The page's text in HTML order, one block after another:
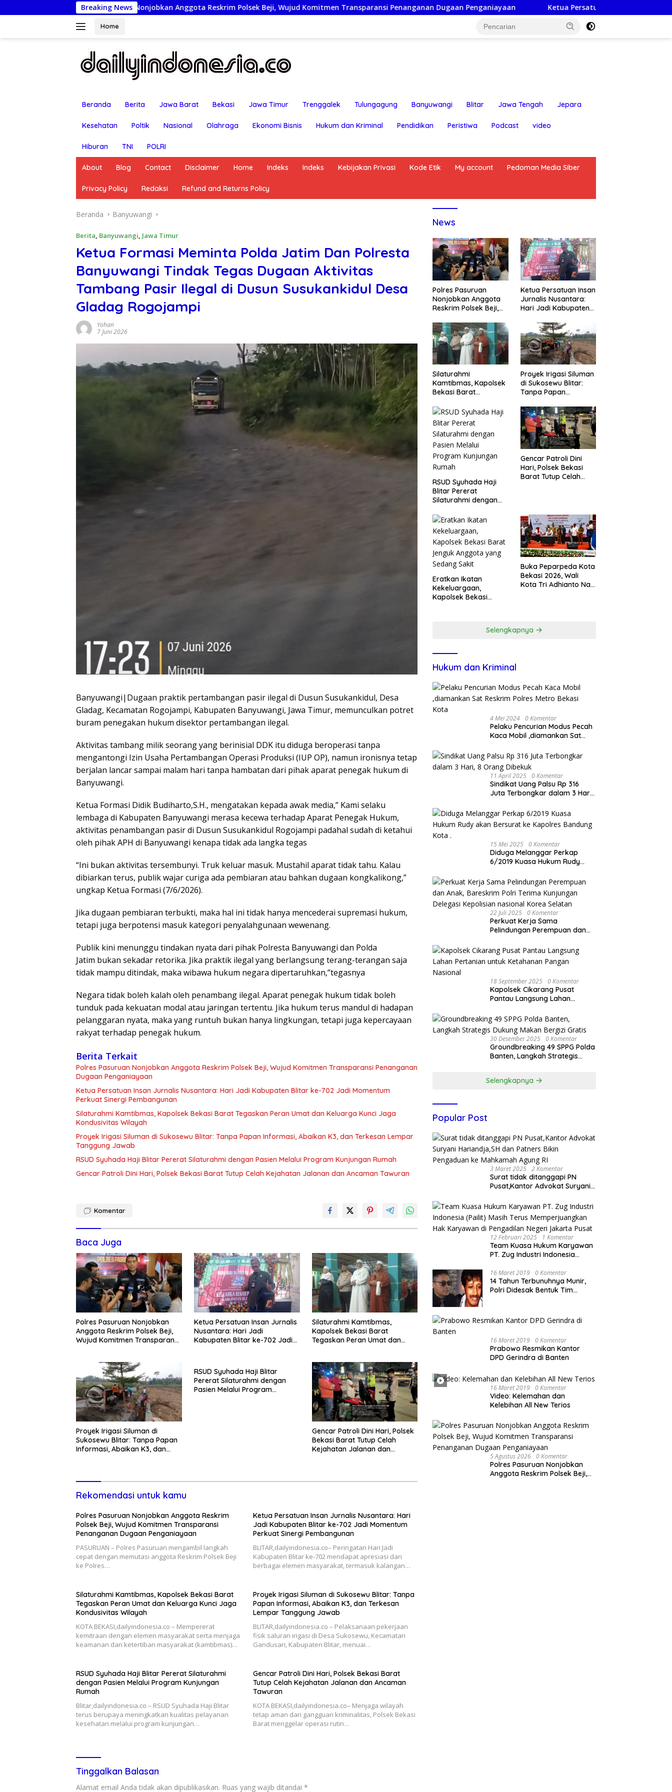
ke
Breaking News
Pasuruan Nonjobkan Anggota Reskrim Polsek Beji, Wujud Komitmen Transparansi Penanganan Dugaan Penganiayaan Ketua Persatuan Insan Jurnalis Nusantara: Hari Jadi
Home
Beranda Berita Jawa Barat Bekasi Jawa Timur Trenggalek Tulungagung Banyuwangi Blitar Jawa Tengah Jepara
Kesehatan Poltik Nasional Olahraga Ekonomi Bisnis Hukum dan Kriminal Pendidikan Peristiwa Podcast video
Hiburan TNI POLRI
About Blog Contact Disclaimer Home Indeks Indeks Kebijakan Privasi Kode Etik My account Pedoman Media Siber
Privacy Policy Redaksi Refund and Returns Policy
Beranda Banyuwangi
Berita, Banyuwangi, Jawa Timur
Ketua Formasi Meminta Polda Jatim Dan Polresta
Banyuwangi Tindak Tegas Dugaan Aktivitas
Tambang Pasir Ilegal di Dusun Susukankidul Desa
Gladag Rogojampi
Yohan
7 Juni 2026
Banyuwangi|Dugaan praktik pertambangan pasir ilegal di Dusun Susukankidul, Desa
Gladag, Kecamatan Rogojampi, Kabupaten Banyuwangi, Jawa Timur, memunculkan potret
buram penegakan hukum disektor pertambangan ilegal.
Aktivitas tambang milik seorang yang berinisial DDK itu diduga beroperasi tanpa
mengantongi Izin Usaha Pertambangan Operasi Produksi (IUP OP), namun ironisnya tetap
berjalan lancar sampai malam hari tanpa hambatan dari pihak aparat penegak hukum di
Banyuwangi.
Ketua Formasi Didik Budiharto,S.H., mengatakan kepada awak media,” Kami selaku
lembaga di Kabupaten Banyuwangi merasa kecewa terhadap Aparat Penegak Hukum,
aktivitas penambangan pasir di Dusun Susukankidul Rogojampi padahal sudah di ketahui
oleh pihak APH di Banyuwangi kenapa tidak ada langka tegas
“Ini bukan aktivitas tersembunyi. Truk keluar masuk. Mustahil aparat tidak tahu. Kalau
dibiarkan terus, publik wajar curiga ada pembiaran atau bahkan dugaan kongkalikong,”
ungkap Ketua Formasi (7/6/2026).
Jika dugaan pembiaran terbukti, maka hal ini tidak hanya mencederai supremasi hukum,
tetapi juga berpotensi masuk kategori penyalahgunaan wewenang.
Publik kini menunggu tindakan nyata dari pihak Polresta Banyuwangi dan Polda
Jatim bukan sekadar retorika. Jika praktik ilegal yang berlangsung terang-terangan saja
tidak mampu ditindak, maka wibawa hukum negara dipertaruhkan,”tegasnya
Negara tidak boleh kalah oleh penambang ilegal. Aparat penegak hukum tidak boleh
tunduk pada kekuatan modal atau jaringan tertentu. Jika hukum terus mandul di hadapan
pelanggaran nyata, maka yang runtuh bukan hanya lingkungan, tetapi juga kepercayaan
rakyat terhadap penegak hukum.
Berita Terkait
Polres Pasuruan Nonjobkan Anggota Reskrim Polsek Beji, Wujud Komitmen Transparansi Penanganan
Dugaan Penganiayaan
Ketua Persatuan Insan Jurnalis Nusantara: Hari Jadi Kabupaten Blitar ke-702 Jadi Momentum
Perkuat Sinergi Pembangunan
Silaturahmi Kamtibmas, Kapolsek Bekasi Barat Tegaskan Peran Umat dan Keluarga Kunci Jaga
Kondusivitas Wilayah
Proyek Irigasi Siluman di Sukosewu Blitar: Tanpa Papan Informasi, Abaikan K3, dan Terkesan Lempar
Tanggung Jawab
RSUD Syuhada Haji Blitar Pererat Silaturahmi dengan Pasien Melalui Program Kunjungan Rumah
Gencar Patroli Dini Hari, Polsek Bekasi Barat Tutup Celah Kejahatan Jalanan dan Ancaman Tawuran
Komentar
Baca Juga
Polres Pasuruan Nonjobkan
Anggota Reskrim Polsek Beji,
Wujud Komitmen Transparansi
Ketua Persatuan Insan Jurnalis
Nusantara: Hari Jadi
Kabupaten Blitar ke-702 Jadi
Silaturahmi Kamtibmas,
Kapolsek Bekasi Barat
Tegaskan Peran Umat dan
Proyek Irigasi Siluman di
Sukosewu Blitar: Tanpa Papan
Informasi, Abaikan K3, dan
RSUD Syuhada Haji Blitar
Pererat Silaturahmi dengan
Pasien Melalui Program
Gencar Patroli Dini Hari, Polsek
Bekasi Barat Tutup Celah
Kejahatan Jalanan dan
Rekomendasi untuk kamu
Polres Pasuruan Nonjobkan Anggota Reskrim
Polsek Beji, Wujud Komitmen Transparansi
Penanganan Dugaan Penganiayaan
PASURUAN – Polres Pasuruan mengambil langkah
cepat dengan memutasi anggota Reskrim Polsek Beji
ke Polres…
Ketua Persatuan Insan Jurnalis Nusantara: Hari
Jadi Kabupaten Blitar ke-702 Jadi Momentum
Perkuat Sinergi Pembangunan
BLITAR,dailyindonesia.co– Peringatan Hari Jadi
Kabupaten Blitar ke-702 mendapat apresiasi dari
berbagai elemen masyarakat, termasuk kalangan…
Silaturahmi Kamtibmas, Kapolsek Bekasi Barat
Tegaskan Peran Umat dan Keluarga Kunci Jaga
Kondusivitas Wilayah
KOTA BEKASI,dailyindonesia.co – Mempererat
kemitraan dengan elemen masyarakat serta menjaga
keamanan dan ketertiban masyarakat (kamtibmas)…
Proyek Irigasi Siluman di Sukosewu Blitar: Tanpa
Papan Informasi, Abaikan K3, dan Terkesan
Lempar Tanggung Jawab
BLITAR,dailyindonesia.co – Pelaksanaan pekerjaan
fisik saluran irigasi di Desa Sukosewu, Kecamatan
Gandusari, Kabupaten Blitar, menuai…
RSUD Syuhada Haji Blitar Pererat Silaturahmi
dengan Pasien Melalui Program Kunjungan
Rumah
Blitar,dailyindonesia.co – RSUD Syuhada Haji Blitar
terus berupaya meningkatkan kualitas pelayanan
kesehatan melalui program kunjungan…
Gencar Patroli Dini Hari, Polsek Bekasi Barat
Tutup Celah Kejahatan Jalanan dan Ancaman
Tawuran
KOTA BEKASI,dailyindonesia.co– Menjaga wilayah
tetap aman dari gangguan kriminalitas, Polsek Bekasi
Barat menggelar operasi rutin…
Tinggalkan Balasan
Alamat email Anda tidak akan dipublikasikan. Ruas yang wajib ditandai *
News
Polres Pasuruan
Nonjobkan Anggota
Reskrim Polsek Beji,
Transparansi
Penanganan Dugaan
Penganiayaan
Ketua Persatuan Insan
Jurnalis Nusantara:
Hari Jadi Kabupaten
Momentum Perkuat
Sinergi Pembangunan
Silaturahmi
Kamtibmas, Kapolsek
Bekasi Barat
dan Keluarga Kunci
Jaga Kondusivitas
Wilayah
Proyek Irigasi Siluman
di Sukosewu Blitar:
Tanpa Papan
dan Terkesan Lempar
Tanggung Jawab
RSUD Syuhada Haji
Blitar Pererat
Silaturahmi dengan
Program Kunjungan
Rumah
Gencar Patroli Dini
Hari, Polsek Bekasi
Barat Tutup Celah
Eratkan Ikatan
Kekeluargaan,
Kapolsek Bekasi
Buka Peparpeda Kota
Bekasi 2026, Wali
Kota Tri Adhianto Naik
Selengkapnya
Hukum dan Kriminal
4 Mei 2024 0 Komentar
Pelaku Pencurian Modus Pecah
Kaca Mobil ,diamankan Sat
Kota
11 April 2025 0 Komentar
Sindikat Uang Palsu Rp 316
Juta Terbongkar dalam 3 Hari,
15 Mei 2025 0 Komentar
Diduga Melanggar Perkap
6/2019 Kuasa Hukum Rudy
Bandung Kota .
22 Juli 2025 0 Komentar
Perkuat Kerja Sama
Pelindungan Perempuan dan
Kunjungan Delegasi Kepolisian
nasional Korea Selatan
18 September 2025 0 Komentar
Kapolsek Cikarang Pusat
Pantau Langsung Lahan
Pangan Nasional
30 Desember 2025 0 Komentar
Groundbreaking 49 SPPG Polda
Banten, Langkah Strategis
Selengkapnya
Popular Post
3 Maret 2025 2 Komentar
Surat tidak ditanggapi PN
Pusat,Kantor Advokat Suryani
Pengaduan ke Mahkamah
Agung RI
12 Februari 2025 1 Komentar
Team Kuasa Hukum Karyawan
PT. Zug Industri Indonesia
Memperjuangkan Hak
Karyawan di Pengadilan Negeri
Jakarta Pusat
16 Maret 2019 0 Komentar
14 Tahun Terbunuhnya Munir,
Polri Didesak Bentuk Tim
16 Maret 2019 0 Komentar
Prabowo Resmikan Kantor
DPD Gerindra di Banten
16 Maret 2019 0 Komentar
Video: Kelemahan dan
Kelebihan All New Terios
5 Agustus 2026 0 Komentar
Polres Pasuruan Nonjobkan
Anggota Reskrim Polsek Beji,